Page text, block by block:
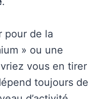
pour de la
» ou une
vous en tirer
toujours de